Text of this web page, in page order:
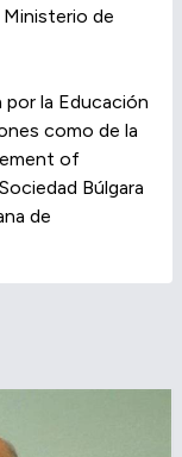
Ministerio de
la Educación
como de la
of
Búlgara
de